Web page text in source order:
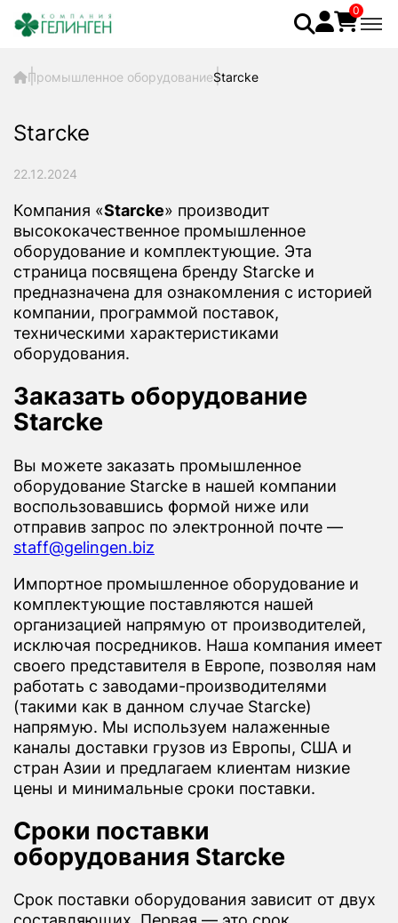
0
Промышленное оборудованиеStarcke
Starcke
22.12.2024
Компания «Starcke» производит
высококачественное промышленное
оборудование и комплектующие. Эта
страница посвящена бренду Starcke и
предназначена для ознакомления с историей
компании, программой поставок,
техническими характеристиками
оборудования.
Заказать оборудование
Starcke
Вы можете заказать промышленное
оборудование Starcke в нашей компании
воспользовавшись формой ниже или
отправив запрос по электронной почте —
staff@gelingen.biz
Импортное промышленное оборудование и
комплектующие поставляются нашей
организацией напрямую от производителей,
исключая посредников. Наша компания имеет
своего представителя в Европе, позволяя нам
работать с заводами-производителями
(такими как в данном случае Starcke)
напрямую. Мы используем налаженные
каналы доставки грузов из Европы, США и
стран Азии и предлагаем клиентам низкие
цены и минимальные сроки поставки.
Сроки поставки
оборудования Starcke
Срок поставки оборудования зависит от двух